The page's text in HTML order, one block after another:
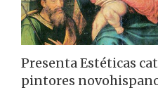
Presenta Estéticas
pintores